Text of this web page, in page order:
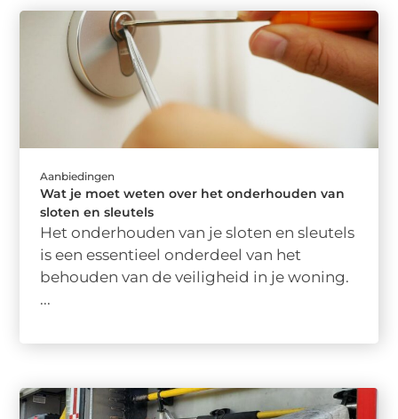
Aanbiedingen
Wat je moet weten over het onderhouden van
sloten en sleutels
Het onderhouden van je sloten en sleutels
is een essentieel onderdeel van het
behouden van de veiligheid in je woning.
...